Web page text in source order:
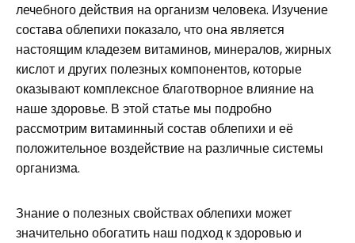
лечебного действия на организм человека. Изучение
состава облепихи показало, что она является
настоящим кладезем витаминов, минералов, жирных
кислот и других полезных компонентов, которые
оказывают комплексное благотворное влияние на
наше здоровье. В этой статье мы подробно
рассмотрим витаминный состав облепихи и её
положительное воздействие на различные системы
организма.
Знание о полезных свойствах облепихи может
значительно обогатить наш подход к здоровью и